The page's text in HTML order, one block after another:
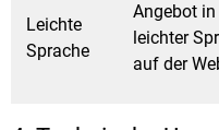
Leichte
Sprache
Angebot in
leichter
auf der